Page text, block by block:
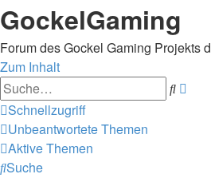
GockelGaming
Forum des Gockel Gaming Projekts
Zum Inhalt
Suche
Schnellzugriff
Unbeantwortete Themen
Aktive Themen
Suche